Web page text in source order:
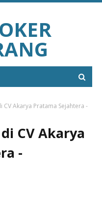
CV Akarya Pratama Sejahtera -
CV Akarya
-